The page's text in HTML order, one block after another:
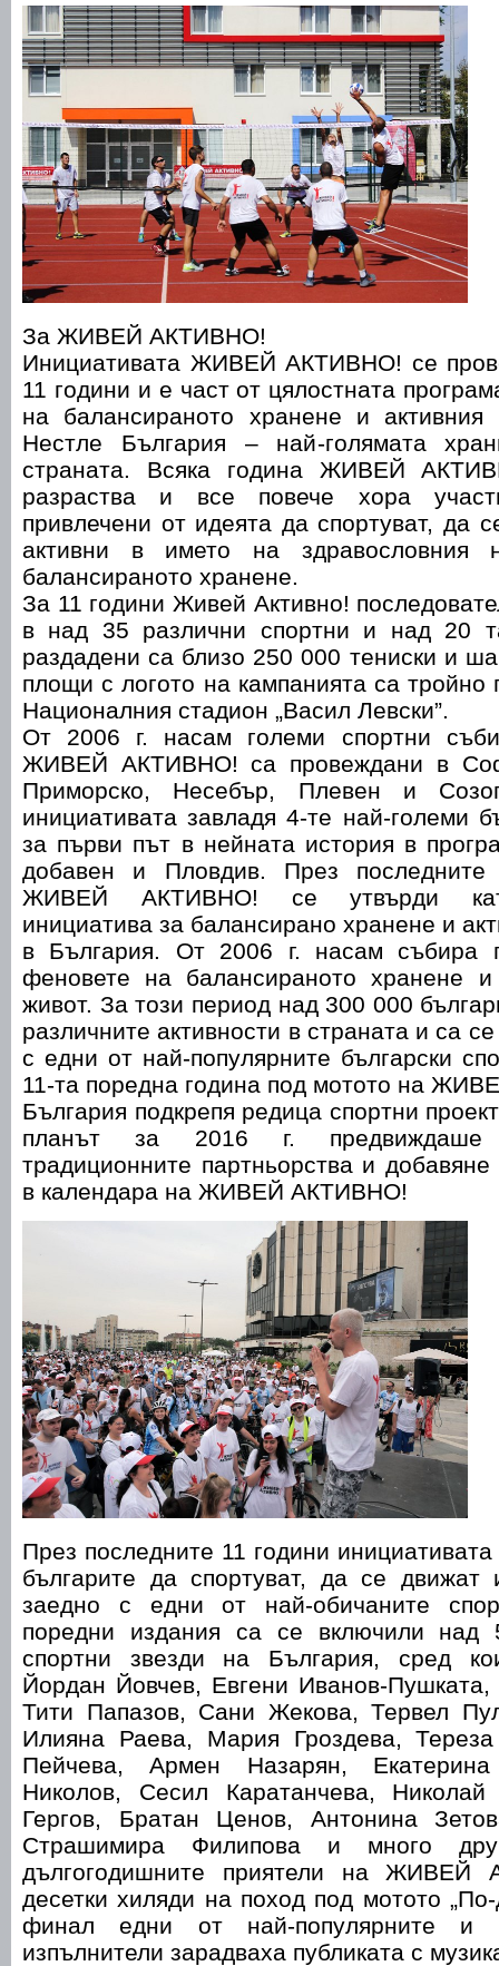
За ЖИВЕЙ АКТИВНО!
Инициативата ЖИВЕЙ АКТИВНО! се
11 години и е част от цялостната
на балансираното хранене и
Нестле България – най-голямата
страната. Всяка година ЖИВЕЙ
разраства и все повече хора
привлечени от идеята да спортуват, да
активни в името на
балансираното хранене.
За 11 години Живей Активно!
в над 35 различни спортни и над 20
раздадени са близо 250 000 тениски и
площи с логото на кампанията са тройно
Националния стадион „Васил Левски”.
От 2006 г. насам големи спортни
ЖИВЕЙ АКТИВНО! са провеждани в
Приморско, Несебър, Плевен и
инициативата завладя 4-те най-големи
за първи път в нейната история в
добавен и Пловдив. През последните
ЖИВЕЙ АКТИВНО! се утвърди
инициатива за балансирано хранене и
в България. От 2006 г. насам събира
феновете на балансираното хранене
живот. За този период над 300 000
различните активности в страната и са
с едни от най-популярните български
11-та поредна година под мотото на
България подкрепя редица спортни
планът за 2016 г. предвиждаше
традиционните партньорства и
в календара на ЖИВЕЙ АКТИВНО!
През последните 11 години
българите да спортуват, да се движат
заедно с едни от най-обичаните
поредни издания са се включили над
спортни звезди на България, сред
Йордан Йовчев, Евгени Иванов-Пушката,
Тити Папазов, Сани Жекова, Тервел
Илияна Раева, Мария Гроздева,
Пейчева, Армен Назарян,
Николов, Сесил Каратанчева,
Гергов, Братан Ценов, Антонина
Страшимира Филипова и много
дългогодишните приятели на ЖИВЕЙ
десетки хиляди на поход под мотото
финал едни от най-популярните и
изпълнители зарадваха публиката с